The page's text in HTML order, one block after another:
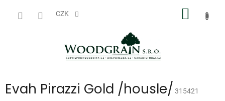
CZK
Evah Pirazzi Gold /housle/ 315421